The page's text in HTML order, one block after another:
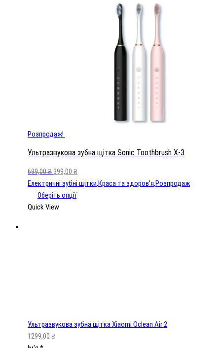
Розпродаж!
Ультразвукова зубна щітка Sonic Toothbrush X-3
699,00₴ 399,00 ₴
Електричні зубні щітки,Краса та здоров'я,Розпродаж
Оберіть опції
Quick View
Ультразвукова зубна щітка Xiaomi Oclean Air 2
1299,00 ₴